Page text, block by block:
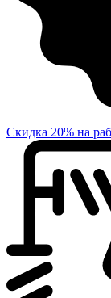
Скидка 20% на